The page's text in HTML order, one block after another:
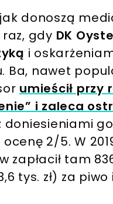
donoszą
gdy DK
i
Ba, nawet
umieścił przy
i zaleca
doniesieniami
2/5. W
zapłacił tam
tys. zł) za